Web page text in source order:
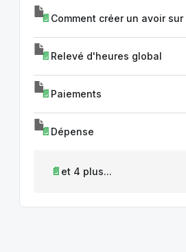
Comment créer un avoir
Relevé d'heures global
Paiements
Dépense
et 4 plus...